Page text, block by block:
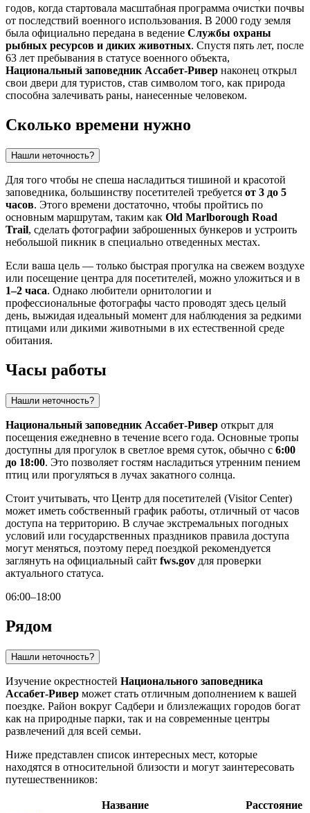
годов, когда стартовала масштабная программа очистки почвы
от последствий военного использования. В 2000 году земля
была официально передана в ведение Службы охраны
рыбных ресурсов и диких животных. Спустя пять лет, после
63 лет пребывания в статусе военного объекта,
Национальный заповедник Ассабет-Ривер наконец открыл
свои двери для туристов, став символом того, как природа
способна залечивать раны, нанесенные человеком.
Сколько времени нужно
Нашли неточность?
Для того чтобы не спеша насладиться тишиной и красотой
заповедника, большинству посетителей требуется от 3 до 5
часов. Этого времени достаточно, чтобы пройтись по
основным маршрутам, таким как Old Marlborough Road
Trail, сделать фотографии заброшенных бункеров и устроить
небольшой пикник в специально отведенных местах.
Если ваша цель — только быстрая прогулка на свежем воздухе
или посещение центра для посетителей, можно уложиться и в
1–2 часа. Однако любители орнитологии и
профессиональные фотографы часто проводят здесь целый
день, выжидая идеальный момент для наблюдения за редкими
птицами или дикими животными в их естественной среде
обитания.
Часы работы
Нашли неточность?
Национальный заповедник Ассабет-Ривер открыт для
посещения ежедневно в течение всего года. Основные тропы
доступны для прогулок в светлое время суток, обычно с 6:00
до 18:00. Это позволяет гостям насладиться утренним пением
птиц или прогуляться в лучах закатного солнца.
Стоит учитывать, что Центр для посетителей (Visitor Center)
может иметь собственный график работы, отличный от часов
доступа на территорию. В случае экстремальных погодных
условий или государственных праздников правила доступа
могут меняться, поэтому перед поездкой рекомендуется
заглянуть на официальный сайт fws.gov для проверки
актуального статуса.
06:00–18:00
Рядом
Нашли неточность?
Изучение окрестностей Национального заповедника
Ассабет-Ривер может стать отличным дополнением к вашей
поездке. Район вокруг Садбери и близлежащих городов богат
как на природные парки, так и на современные центры
развлечений для всей семьи.
Ниже представлен список интересных мест, которые
находятся в относительной близости и могут заинтересовать
путешественников:
Название
Расстояние